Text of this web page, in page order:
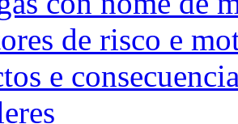
de risco e
e